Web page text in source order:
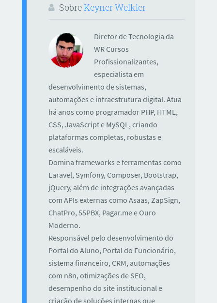
SobreKeyner Welkler
Diretor de Tecnologia da
WR Cursos
Profissionalizantes,
especialista em
desenvolvimento de sistemas,
automações e infraestrutura digital. Atua
há anos como programador PHP, HTML,
CSS, JavaScript e MySQL, criando
plataformas completas, robustas e
escaláveis.
Domina frameworks e ferramentas como
Laravel, Symfony, Composer, Bootstrap,
jQuery, além de integrações avançadas
com APIs externas como Asaas, ZapSign,
ChatPro, 55PBX, Pagar.me e Ouro
Moderno.
Responsável pelo desenvolvimento do
Portal do Aluno, Portal do Funcionário,
sistema financeiro, CRM, automações
com n8n, otimizações de SEO,
desempenho do site institucional e
criação de soluções internas que